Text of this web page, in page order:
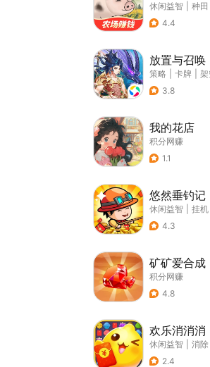
休闲益智 种田
4.4
放置与召唤
策略 卡牌 架
3.8
我的花店
积分网赚
1.1
悠然垂钓记
休闲益智 挂机
4.3
矿矿爱合成
积分网赚
4.8
欢乐消消消
休闲益智 消除
2.4